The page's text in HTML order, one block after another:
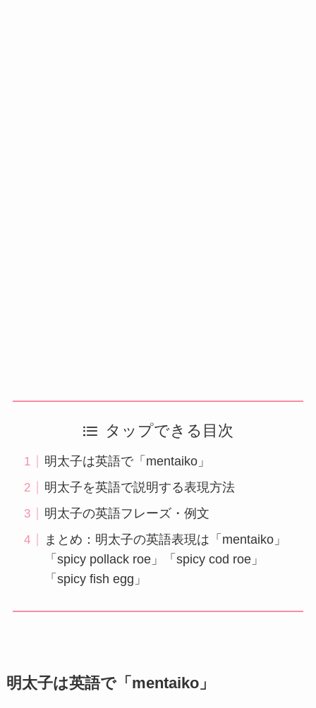
タップできる目次
明太子は英語で「mentaiko」
明太子を英語で説明する表現方法
明太子の英語フレーズ・例文
まとめ：明太子の英語表現は「mentaiko」
「spicy pollack roe」「spicy cod roe」
「spicy fish egg」
明太子は英語で「mentaiko」